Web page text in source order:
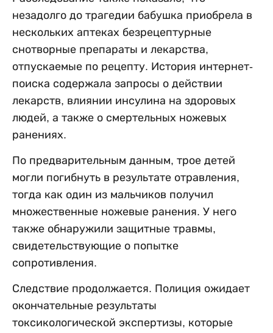
незадолго до трагедии бабушка приобрела в
нескольких аптеках безрецептурные
снотворные препараты и лекарства,
отпускаемые по рецепту. История интернет-
поиска содержала запросы о действии
лекарств, влиянии инсулина на здоровых
людей, а также о смертельных ножевых
ранениях.
По предварительным данным, трое детей
могли погибнуть в результате отравления,
тогда как один из мальчиков получил
множественные ножевые ранения. У него
также обнаружили защитные травмы,
свидетельствующие о попытке
сопротивления.
Следствие продолжается. Полиция ожидает
окончательные результаты
токсикологической экспертизы, которые